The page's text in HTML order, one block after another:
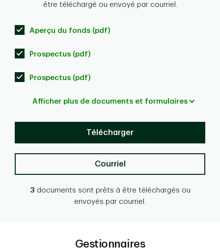
être téléchargé ou envoyé par courriel.
Aperçu du fonds (pdf)
Prospectus (pdf)
Prospectus (pdf)
Afficher plus de documents et formulaires
Télécharger
Courriel
3 documents sont prêts à être téléchargés ou
envoyés par courriel.
Gestionnaires